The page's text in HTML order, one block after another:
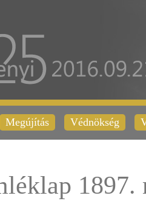
Megújítás Védnökség
1897.